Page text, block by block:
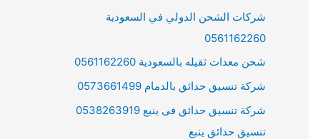
شركات الشحن الدولي في السعودية
0561162260
شحن معدات ثقيله بالسعودية 0561162260
شركة تنسيق حدائق بالدمام 0573661499
شركة تنسيق حدائق فى ينبع 0538263919
تنسيق حدائق ينبع